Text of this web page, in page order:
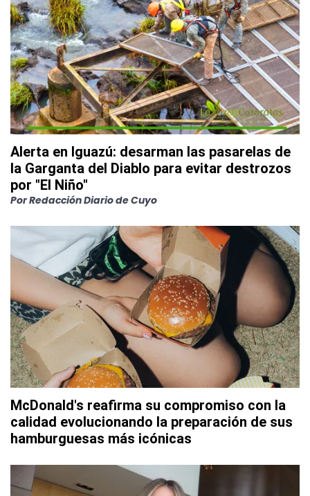
Alerta en Iguazú: desarman las pasarelas de
la Garganta del Diablo para evitar destrozos
por "El Niño"
PorRedacción Diario de Cuyo
McDonald's reafirma su compromiso con la
calidad evolucionando la preparación de sus
hamburguesas más icónicas